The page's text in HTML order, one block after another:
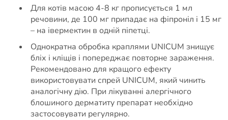
Для котів масою 4-8 кг прописується 1 мл
речовини, де 100 мг припадає на фіпроніл і 15 мг
– на івермектин в одній піпетці.
Однократна обробка краплями UNICUM знищує
бліх і кліщів і попереджає повторне зараження.
Рекомендовано для кращого ефекту
використовувати спрей UNICUM, який чинить
аналогічну дію. При лікуванні алергічного
блошиного дерматиту препарат необхідно
застосовувати регулярно.